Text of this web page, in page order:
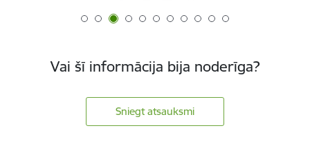
Vai šī informācija bija noderīga?
Sniegt atsauksmi